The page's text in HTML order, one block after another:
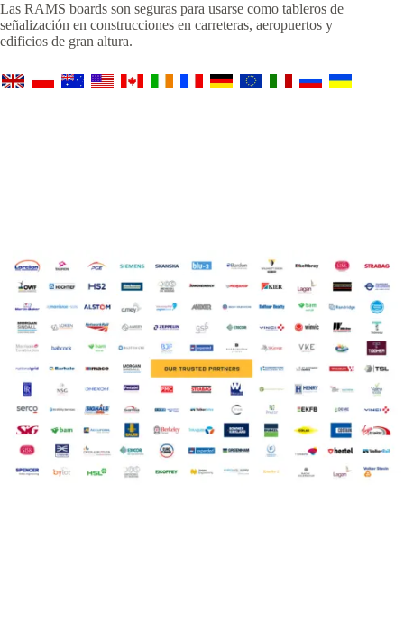
Las RAMS boards son seguras para usarse como tableros de
señalización en construcciones en carreteras, aeropuertos y
edificios de gran altura.